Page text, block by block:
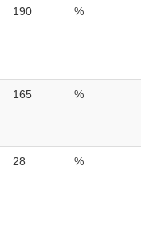
190 %
165 %
28 %